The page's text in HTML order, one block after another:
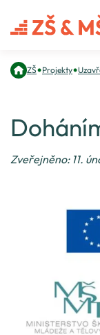
ZŠ•Projekty•
Zveřejněno: 11.